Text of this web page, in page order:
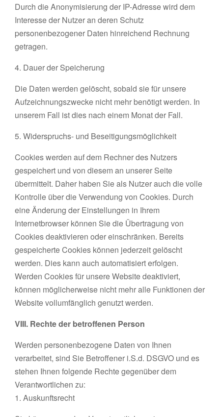
Durch die Anonymisierung der IP-Adresse wird dem
Interesse der Nutzer an deren Schutz
personenbezogener Daten hinreichend Rechnung
getragen.
4. Dauer der Speicherung
Die Daten werden gelöscht, sobald sie für unsere
Aufzeichnungszwecke nicht mehr benötigt werden. In
unserem Fall ist dies nach einem Monat der Fall.
5. Widerspruchs- und Beseitigungsmöglichkeit
Cookies werden auf dem Rechner des Nutzers
gespeichert und von diesem an unserer Seite
übermittelt. Daher haben Sie als Nutzer auch die volle
Kontrolle über die Verwendung von Cookies. Durch
eine Änderung der Einstellungen in Ihrem
Internetbrowser können Sie die Übertragung von
Cookies deaktivieren oder einschränken. Bereits
gespeicherte Cookies können jederzeit gelöscht
werden. Dies kann auch automatisiert erfolgen.
Werden Cookies für unsere Website deaktiviert,
können möglicherweise nicht mehr alle Funktionen der
Website vollumfänglich genutzt werden.
VIII. Rechte der betroffenen Person
Werden personenbezogene Daten von Ihnen
verarbeitet, sind Sie Betroffener i.S.d. DSGVO und es
stehen Ihnen folgende Rechte gegenüber dem
Verantwortlichen zu:
1. Auskunftsrecht